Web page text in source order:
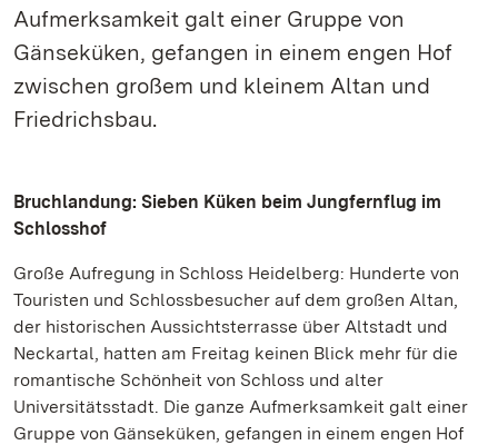
Aufmerksamkeit galt einer Gruppe von
Gänseküken, gefangen in einem engen Hof
zwischen großem und kleinem Altan und
Friedrichsbau.
Bruchlandung: Sieben Küken beim Jungfernflug im
Schlosshof
Große Aufregung in Schloss Heidelberg: Hunderte von
Touristen und Schlossbesucher auf dem großen Altan,
der historischen Aussichtsterrasse über Altstadt und
Neckartal, hatten am Freitag keinen Blick mehr für die
romantische Schönheit von Schloss und alter
Universitätsstadt. Die ganze Aufmerksamkeit galt einer
Gruppe von Gänseküken, gefangen in einem engen Hof